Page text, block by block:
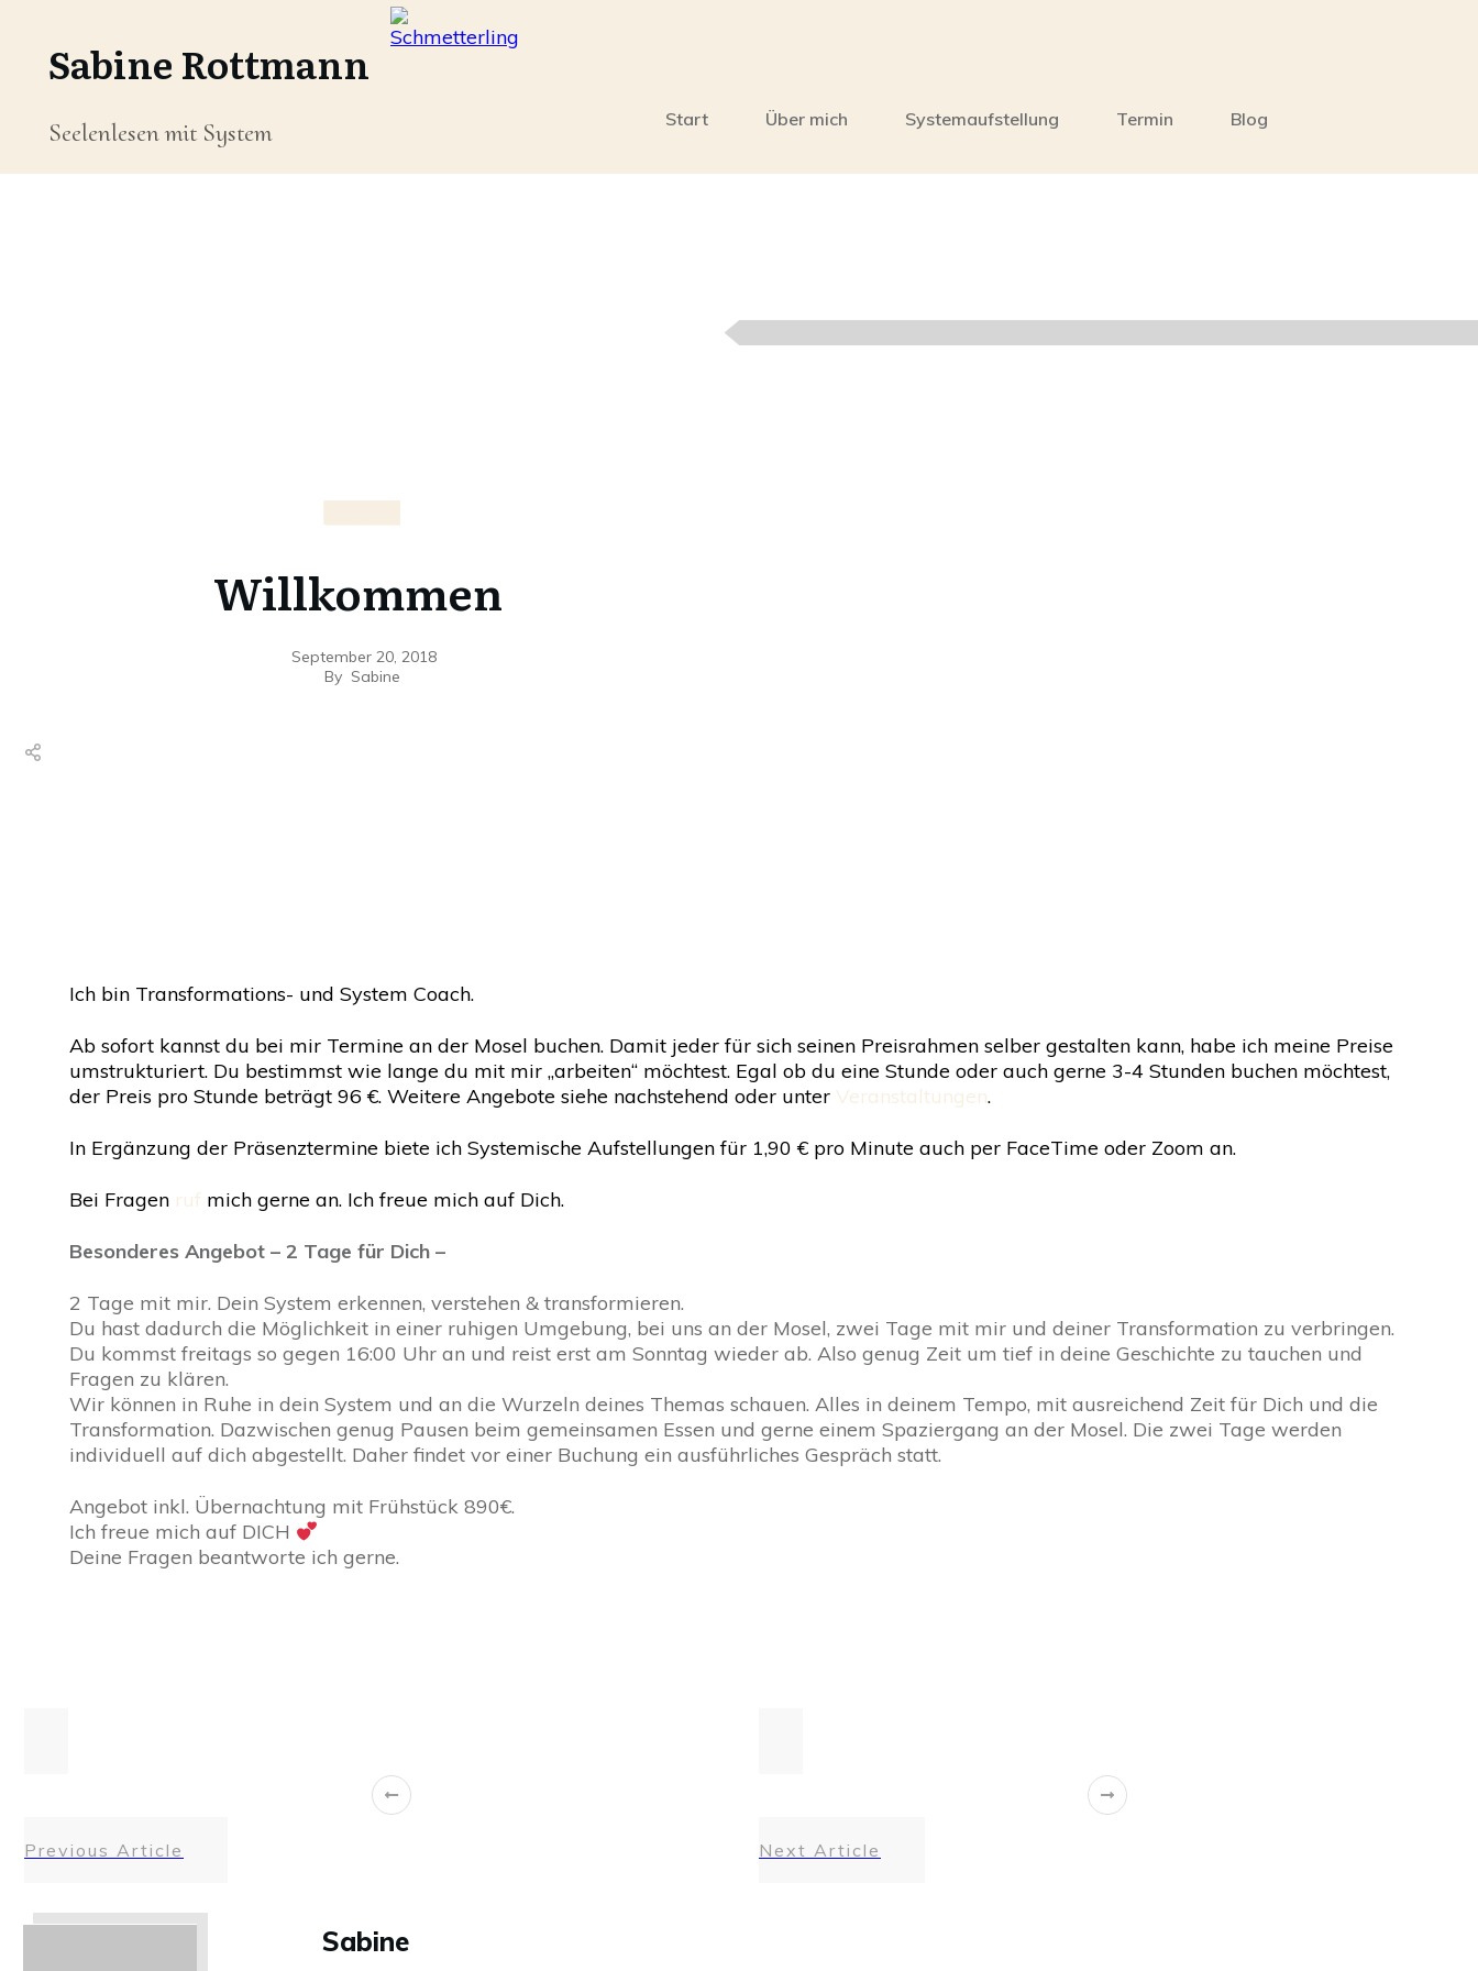
Start Über mich Systemaufstellung Termin Blog
Sabine Rottmann
Seelenlesen mit System
Willkommen
September 20, 2018
By Sabine
Ich bin Transformations- und System Coach.
Ab sofort kannst du bei mir Termine an der Mosel buchen. Damit jeder für sich seinen Preisrahmen selber gestalten kann, habe ich meine Preise
umstrukturiert. Du bestimmst wie lange du mit mir „arbeiten“ möchtest. Egal ob du eine Stunde oder auch gerne 3-4 Stunden buchen möchtest,
der Preis pro Stunde beträgt 96 €. Weitere Angebote siehe nachstehend oder unter Veranstaltungen.
In Ergänzung der Präsenztermine biete ich Systemische Aufstellungen für 1,90 € pro Minute auch per FaceTime oder Zoom an.
Bei Fragen ruf mich gerne an. Ich freue mich auf Dich.
Besonderes Angebot – 2 Tage für Dich –
2 Tage mit mir. Dein System erkennen, verstehen & transformieren.
Du hast dadurch die Möglichkeit in einer ruhigen Umgebung, bei uns an der Mosel, zwei Tage mit mir und deiner Transformation zu verbringen.
Du kommst freitags so gegen 16:00 Uhr an und reist erst am Sonntag wieder ab. Also genug Zeit um tief in deine Geschichte zu tauchen und
Fragen zu klären.
Wir können in Ruhe in dein System und an die Wurzeln deines Themas schauen. Alles in deinem Tempo, mit ausreichend Zeit für Dich und die
Transformation. Dazwischen genug Pausen beim gemeinsamen Essen und gerne einem Spaziergang an der Mosel. Die zwei Tage werden
individuell auf dich abgestellt. Daher findet vor einer Buchung ein ausführliches Gespräch statt.
Angebot inkl. Übernachtung mit Frühstück 890€.
Ich freue mich auf DICH
Deine Fragen beantworte ich gerne.
Previous Article Next Article
Sabine